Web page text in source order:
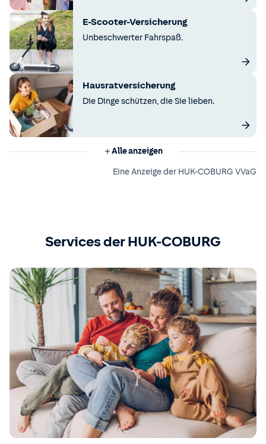
E-Scooter-Versicherung
Unbeschwerter Fahrspaß.
Hausratversicherung
Die Dinge schützen, die Sie lieben.
Alle anzeigen
Eine Anzeige der HUK-COBURG VVaG
Services der HUK-COBURG